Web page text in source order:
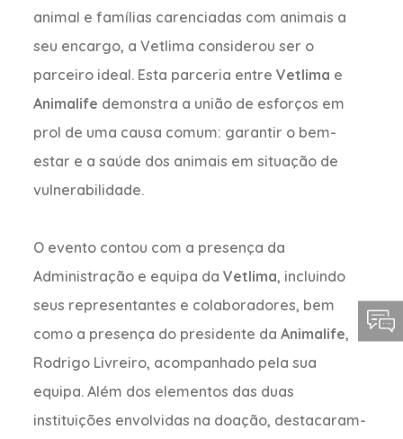
animal e famílias carenciadas com animais a
seu encargo, a Vetlima considerou ser o
parceiro ideal. Esta parceria entreVetlima e
Animalife demonstra a união de esforços em
prol de uma causa comum: garantir o bem-
estar e a saúde dos animais em situação de
vulnerabilidade.
O evento contou com a presença da
Administração e equipa daVetlima, incluindo
seus representantes e colaboradores, bem
como a presença do presidente daAnimalife,
Rodrigo Livreiro, acompanhado pela sua
equipa. Além dos elementos das duas
instituições envolvidas na doação, destacaram-